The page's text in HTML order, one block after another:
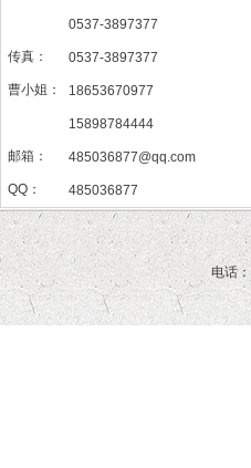
0537-3897377
传真： 0537-3897377
曹小姐： 18653670977
15898784444
邮箱： 485036877@qq.com
QQ： 485036877
电话：